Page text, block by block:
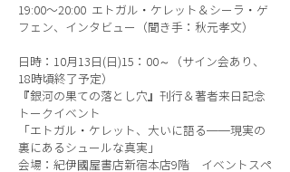
19:00〜20:00 エトガル・ケレット＆シーラ・ゲ
フェン、インタビュー（聞き手：秋元孝文）
日時：10月13日(日)15：00～（サイン会あり、
18時頃終了予定）
『銀河の果ての落とし穴』刊行＆著者来日記念
トークイベント
「エトガル・ケレット、大いに語る──現実の
裏にあるシュールな真実」
会場：紀伊國屋書店新宿本店9階 イベントスペ